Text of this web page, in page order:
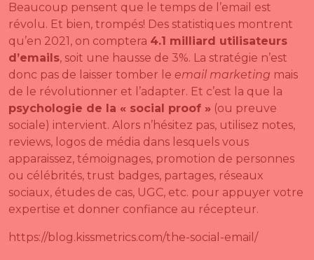
Beaucoup pensent que le temps de l’email est
révolu. Et bien, trompés! Des statistiques montrent
qu’en 2021, on comptera 4.1 milliard utilisateurs
d’emails, soit une hausse de 3%. La stratégie n’est
donc pas de laisser tomber le email marketing mais
de le révolutionner et l’adapter. Et c’est la que la
psychologie de la « social proof » (ou preuve
sociale) intervient. Alors n’hésitez pas, utilisez notes,
reviews, logos de média dans lesquels vous
apparaissez, témoignages, promotion de personnes
ou célébrités, trust badges, partages, réseaux
sociaux, études de cas, UGC, etc. pour appuyer votre
expertise et donner confiance au récepteur.
https://blog.kissmetrics.com/the-social-email/